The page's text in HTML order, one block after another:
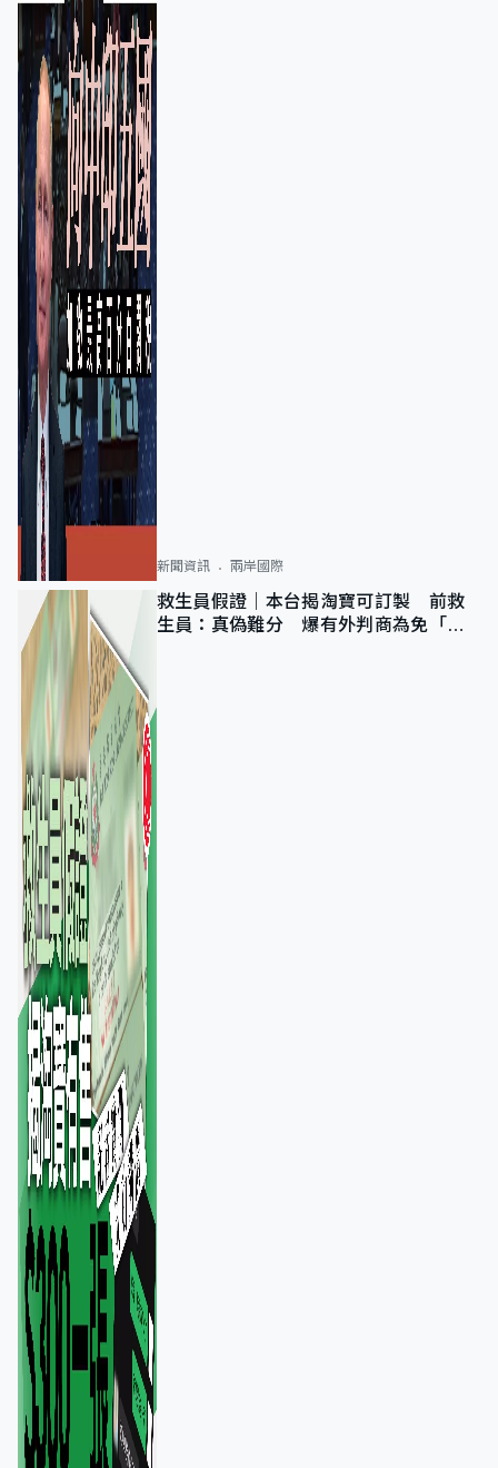
新聞資訊 兩岸國際
救生員假證｜本台揭淘寶可訂製 前救
生員：真偽難分 爆有外判商為免「封